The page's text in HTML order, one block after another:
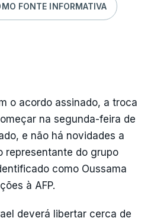
FONTE INFORMATIVA
o acordo assinado, a troca
na segunda-feira de
e não há novidades a
representante do grupo
como Oussama
à AFP.
deverá libertar cerca de